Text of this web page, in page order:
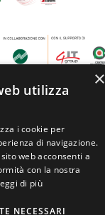
×
utilizza
i cookie per
di navigazione.
web acconsenti a
con la nostra
di più
NECESSARI